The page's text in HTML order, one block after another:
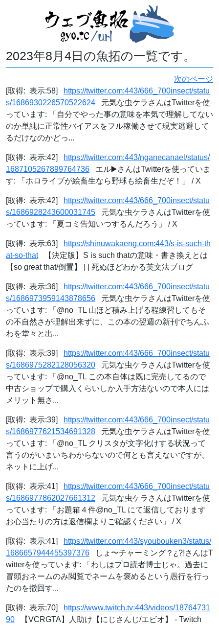
2023年8月4日の魚拓の一覧です。
次のページ
[取得: 表示:58]
https://twitter.com:443/666_700insect/statu
s/1686930226570522624 元気な虫ケラさんはTwitterを使
っています: 「自分でやった事の意味を本気で理解してない
のか単純に正常性バイアスをフル稼働させて現実逃避して
るだけなのかどっ...
[取得: 表示:42]
https://twitter.com:443/nganecanael/status/
1687105267899764736 エル▶️さんはTwitterを使っていま
す: 「ホロライブが絵畜生なら野球も絵畜生だぞ！」 / X
[取得: 表示:42]
https://twitter.com:443/666_700insect/statu
s/1686928243600031745 元気な虫ケラさんはTwitterを使
っています: 「夏コミ告知いつするんだろう」 / X
[取得: 表示:63]
https://shinuwakaeng.com:443/s-is-such-th
at-so-that【決定版】S is such thatの意味・書き換えとは
【so great that/倒置】 | | 死ぬほどわかる英文法ブログ
[取得: 表示:36]
https://twitter.com:443/666_700insect/statu
s/1686973959143878656 元気な虫ケラさんはTwitterを使
っています: 「@no_TL 山ほど積み上げる程練習してもそ
の不自然さが理解出来ずに、この本の翌週の新刊でちんふ
わを堂々と出...
[取得: 表示:39]
https://twitter.com:443/666_700insect/statu
s/1686975282128056320 元気な虫ケラさんはTwitterを使
っています: 「@no_TL この本自体は既に完売してるので
中古ショップで購入くらいしか入手方法ないので本人には
メリット無さ...
[取得: 表示:39]
https://twitter.com:443/666_700insect/statu
s/1686977621534691328 元気な虫ケラさんはTwitterを使
っています: 「@no_TL クリスタが文字化けする状況って
言うのがいまいちわからないので何とも言えないですが、
ネットに上げ...
[取得: 表示:41]
https://twitter.com:443/666_700insect/statu
s/1686977862027661312 元気な虫ケラさんはTwitterを使
っています: 「お題箱４件@no_TL にて返信しております
お心当たりの方は返信欄よりご確認ください」 / X
[取得: 表示:41]
https://twitter.com:443/syoubouken3/status/
1686657944455397376 しょ〜チャーミング？¿?!さんはT
witterを使っています: 「わしはプロ読者博士じゃ。過去に
冒頭おネームのみ閲覧でネームを褒めるという愚行を行っ
たのを撤回す...
[取得: 表示:70]
https://www.twitch.tv:443/videos/18764731
90 【VCRGTA】人助け【にじさんじ/エビオ】 - Twitch